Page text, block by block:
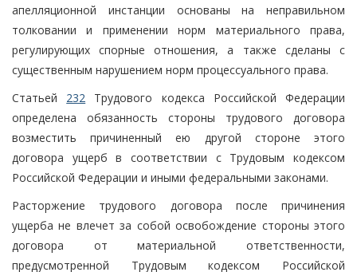
апелляционной инстанции основаны на неправильном
толковании и применении норм материального права,
регулирующих спорные отношения, а также сделаны с
существенным нарушением норм процессуального права.
Статьей 232 Трудового кодекса Российской Федерации
определена обязанность стороны трудового договора
возместить причиненный ею другой стороне этого
договора ущерб в соответствии с Трудовым кодексом
Российской Федерации и иными федеральными законами.
Расторжение трудового договора после причинения
ущерба не влечет за собой освобождение стороны этого
договора от материальной ответственности,
предусмотренной Трудовым кодексом Российской